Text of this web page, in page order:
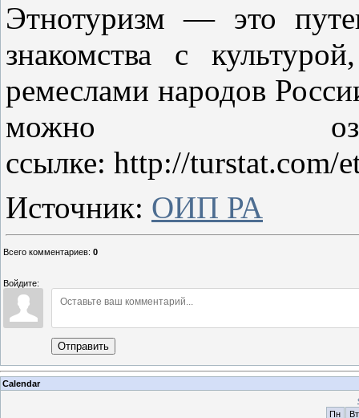
Этнотуризм — это
знакомства с
ремеслами народов
можно
ссылке: http://turstat.com/
Источник: ОИП РА
Всего комментариев: 0
Войдите:
Отправить
Calendar
Пн
Вт